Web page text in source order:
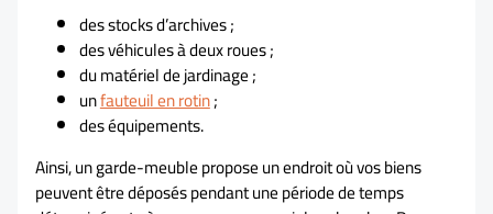
des stocks d’archives ;
des véhicules à deux roues ;
du matériel de jardinage ;
unfauteuil en rotin;
des équipements.
Ainsi, un garde-meuble propose un endroit où vos biens
peuvent être déposés pendant une période de temps